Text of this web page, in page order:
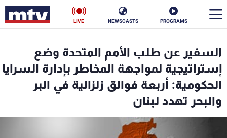
PROGRAMS
NEWSCASTS
LIVE
السفير عن طلب الأمم المتحدة وضع
إستراتيجية لمواجهة المخاطر بإدارة السرايا
الحكومية: أربعة فوالق زلزالية في البر
والبحر تهدد لبنان
الأخبار
سياسة ناس
إقتصاد فن